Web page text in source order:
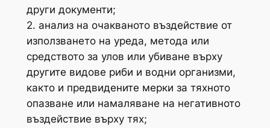
други документи;
2. анализ на очакваното въздействие от
използването на уреда, метода или
средството за улов или убиване върху
другите видове риби и водни организми,
както и предвидените мерки за тяхното
опазване или намаляване на негативното
въздействие върху тях;